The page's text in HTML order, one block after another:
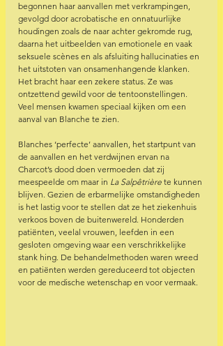
begonnen haar aanvallen met verkrampingen,
gevolgd door acrobatische en onnatuurlijke
houdingen zoals de naar achter gekromde rug,
daarna het uitbeelden van emotionele en vaak
seksuele scènes en als afsluiting hallucinaties en
het uitstoten van onsamenhangende klanken.
Het bracht haar een zekere status. Ze was
ontzettend gewild voor de tentoonstellingen.
Veel mensen kwamen speciaal kijken om een
aanval van Blanche te zien.
Blanches ‘perfecte’ aanvallen, het startpunt van
de aanvallen en het verdwijnen ervan na
Charcot’s dood doen vermoeden dat zij
meespeelde om maar in La Salpêtrière te kunnen
blijven. Gezien de erbarmelijke omstandigheden
is het lastig voor te stellen dat ze het ziekenhuis
verkoos boven de buitenwereld. Honderden
patiënten, veelal vrouwen, leefden in een
gesloten omgeving waar een verschrikkelijke
stank hing. De behandelmethoden waren wreed
en patiënten werden gereduceerd tot objecten
voor de medische wetenschap en voor vermaak.